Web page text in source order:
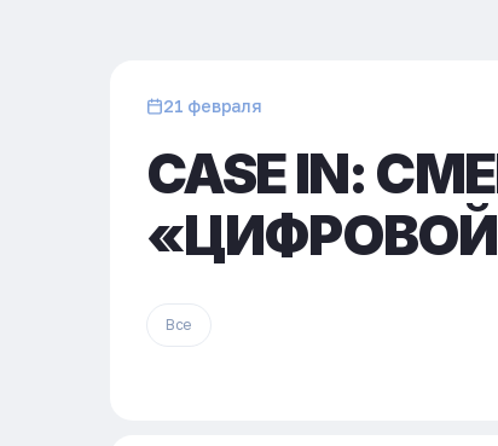
21 февраля
CASE IN:
Все